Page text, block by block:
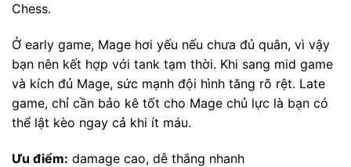
Chess.
Ở early game, Mage hơi yếu nếu chưa đủ quân, vì vậy
bạn nên kết hợp với tank tạm thời. Khi sang mid game
và kích đủ Mage, sức mạnh đội hình tăng rõ rệt. Late
game, chỉ cần bảo kê tốt cho Mage chủ lực là bạn có
thể lật kèo ngay cả khi ít máu.
Ưu điểm: damage cao, dễ thắng nhanh